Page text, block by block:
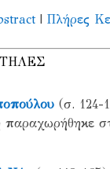
| Πλήρες
(σ. 124-
παραχωρήθηκε